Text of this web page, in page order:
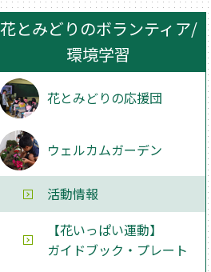
花とみどりのボランティア/
環境学習
花とみどりの応援団
ウェルカムガーデン
活動情報
【花いっぱい運動】
ガイドブック・プレート